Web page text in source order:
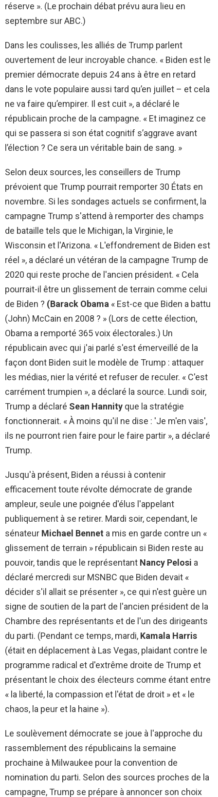
réserve ». (Le prochain débat prévu aura lieu en
septembre sur ABC.)
Dans les coulisses, les alliés de Trump parlent
ouvertement de leur incroyable chance. « Biden est le
premier démocrate depuis 24 ans à être en retard
dans le vote populaire aussi tard qu’en juillet – et cela
ne va faire qu’empirer. Il est cuit », a déclaré le
républicain proche de la campagne. « Et imaginez ce
qui se passera si son état cognitif s’aggrave avant
l’élection ? Ce sera un véritable bain de sang. »
Selon deux sources, les conseillers de Trump
prévoient que Trump pourrait remporter 30 États en
novembre. Si les sondages actuels se confirment, la
campagne Trump s'attend à remporter des champs
de bataille tels que le Michigan, la Virginie, le
Wisconsin et l'Arizona. « L'effondrement de Biden est
réel », a déclaré un vétéran de la campagne Trump de
2020 qui reste proche de l'ancien président. « Cela
pourrait-il être un glissement de terrain comme celui
de Biden ? (Barack Obama « Est-ce que Biden a battu
(John) McCain en 2008 ? » (Lors de cette élection,
Obama a remporté 365 voix électorales.) Un
républicain avec qui j'ai parlé s'est émerveillé de la
façon dont Biden suit le modèle de Trump : attaquer
les médias, nier la vérité et refuser de reculer. « C'est
carrément trumpien », a déclaré la source. Lundi soir,
Trump a déclaré Sean Hannity que la stratégie
fonctionnerait. « À moins qu'il ne dise : 'Je m'en vais',
ils ne pourront rien faire pour le faire partir », a déclaré
Trump.
Jusqu'à présent, Biden a réussi à contenir
efficacement toute révolte démocrate de grande
ampleur, seule une poignée d'élus l'appelant
publiquement à se retirer. Mardi soir, cependant, le
sénateur Michael Bennet a mis en garde contre un «
glissement de terrain » républicain si Biden reste au
pouvoir, tandis que le représentant Nancy Pelosi a
déclaré mercredi sur MSNBC que Biden devait «
décider s'il allait se présenter », ce qui n'est guère un
signe de soutien de la part de l'ancien président de la
Chambre des représentants et de l'un des dirigeants
du parti. (Pendant ce temps, mardi, Kamala Harris
(était en déplacement à Las Vegas, plaidant contre le
programme radical et d'extrême droite de Trump et
présentant le choix des électeurs comme étant entre
« la liberté, la compassion et l'état de droit » et « le
chaos, la peur et la haine »).
Le soulèvement démocrate se joue à l'approche du
rassemblement des républicains la semaine
prochaine à Milwaukee pour la convention de
nomination du parti. Selon des sources proches de la
campagne, Trump se prépare à annoncer son choix